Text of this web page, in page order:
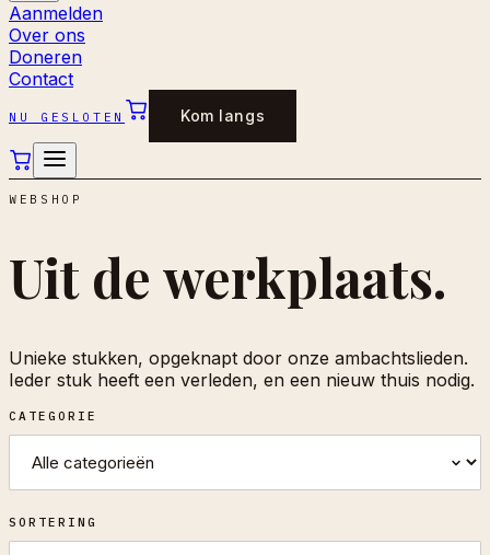
Aanmelden
Over ons
Doneren
Contact
NU GESLOTEN Kom langs
WEBSHOP
Uit de werkplaats.
Unieke stukken, opgeknapt door onze ambachtslieden.
Ieder stuk heeft een verleden, en een nieuw thuis nodig.
CATEGORIE
SORTERING